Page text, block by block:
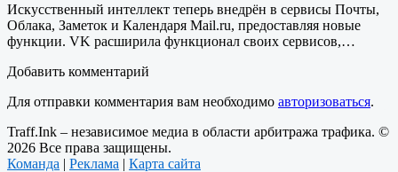
Искусственный интеллект теперь внедрён в сервисы Почты,
Облака, Заметок и Календаря Mail.ru, предоставляя новые
функции. VK расширила функционал своих сервисов,…
Добавить комментарий
Для отправки комментария вам необходимо авторизоваться.
Traff.Ink – независимое медиа в области арбитража трафика. ©
2026 Все права защищены.
Команда | Реклама | Карта сайта